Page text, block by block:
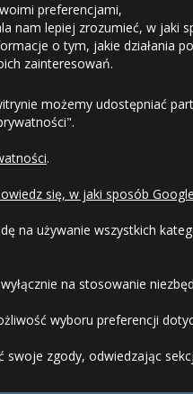
preferencjami,
nam lepiej zrozumieć, w jaki
o tym, jakie działania
zainteresowań.
możemy udostępniać
.
się, w jaki sposób
na używanie wszystkich
na stosowanie
wyboru preferencji
swoje zgody, odwiedzając
Odstąpienie od
Dlaczego warto kupić
Raty
FAQ